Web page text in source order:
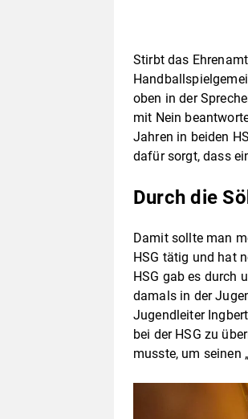
Stirbt das
oben in der
mit Nein
Jahren in beiden
dafür sorgt, dass
Durch die
Damit sollte man
HSG tätig und hat
HSG gab es durch
damals in der
Jugendleiter
bei der HSG zu
musste, um seinen